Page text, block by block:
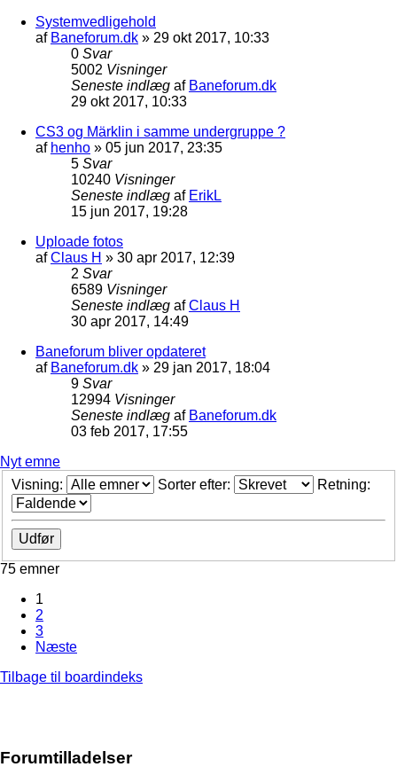
Systemvedligehold
af Baneforum.dk » 29 okt 2017, 10:33
0 Svar
5002 Visninger
Seneste indlæg af Baneforum.dk
29 okt 2017, 10:33
CS3 og Märklin i samme undergruppe ?
af henho » 05 jun 2017, 23:35
5 Svar
10240 Visninger
Seneste indlæg af ErikL
15 jun 2017, 19:28
Uploade fotos
afClaus H » 30 apr 2017, 12:39
2 Svar
6589 Visninger
Seneste indlæg afClaus H
30 apr 2017, 14:49
Baneforum bliver opdateret
af Baneforum.dk » 29 jan 2017, 18:04
9 Svar
12994 Visninger
Seneste indlæg af Baneforum.dk
03 feb 2017, 17:55
Nyt emne
Visning:
Sorter efter: Retning:
75 emner
1
2
3
Næste
Tilbage til boardindeks
Forumtilladelser